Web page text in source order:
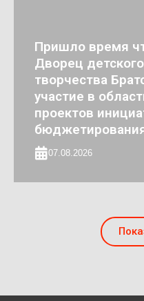
Пришло время
Дворец
творчества
участие в
проектов
07.08.2026